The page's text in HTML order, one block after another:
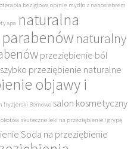
bezigłowa opinie mydło z nanosrebrem
spa naturalna
naturalny
przeziębienie ból
przeziębienie naturalne
objawy i
fryzjerski Bemowo salon kosmetyczny
skuteczne leki na przeziębienie i grypę
Soda na przeziębienie